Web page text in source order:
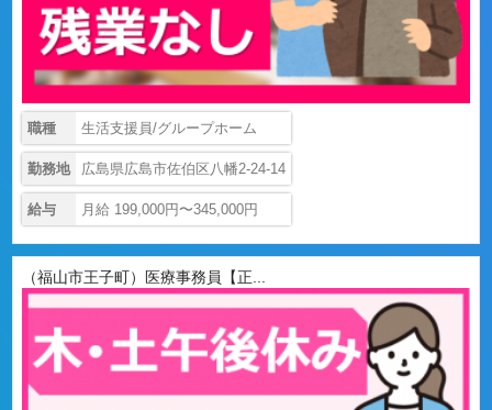
職種 生活支援員/グループホーム
勤務地 広島県広島市佐伯区八幡2-24-14
給与 月給 199,000円〜345,000円
（福山市王子町）医療事務員【正...